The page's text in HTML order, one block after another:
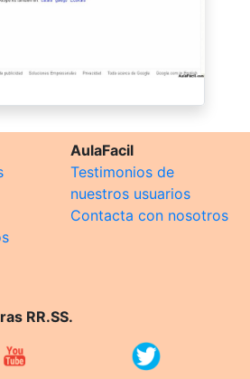
AulaFacil
Testimonios de
nuestros usuarios
Contacta con nosotros
RR.SS.